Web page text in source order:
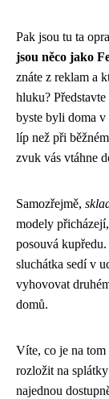
Pak jsou tu ta
jsou něco jako
znáte z reklam a
hluku?
byste byli doma
líp než při
zvuk vás vtáhne
Samozřejmě,
modely
posouvá
sluchátka sedí v
vyhovovat
domů.
Víte, co je na
rozložit na
najednou